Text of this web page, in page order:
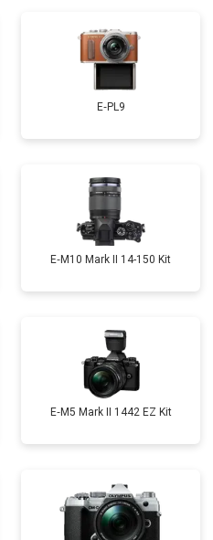
E‑PL9
E‑M10 Mark II 14-150 Kit
E‑M5 Mark II 1442 EZ Kit